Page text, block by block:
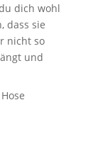
dich wohl
dass sie
nicht so
und